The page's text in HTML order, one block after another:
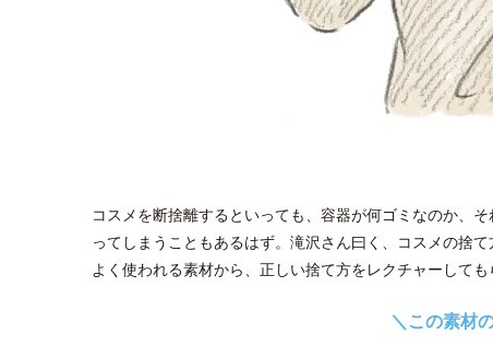
コスメを断捨離するといっても、容器が何ゴミなのか、
ってしまうこともあるはず。滝沢さん曰く、コスメの捨
よく使われる素材から、正しい捨て方をレクチャーしても
＼この素材